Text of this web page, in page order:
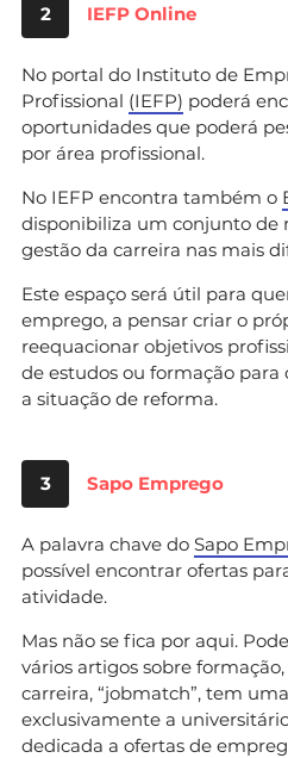
2 IEFP Online
No portal do Instituto de
Profissional (IEFP) poderá
oportunidades que poderá
por área profissional.
No IEFP encontra também o
disponibiliza um conjunto de
gestão da carreira nas mais
Este espaço será útil para
emprego, a pensar criar o
reequacionar objetivos
de estudos ou formação para
a situação de reforma.
3 Sapo Emprego
A palavra chave do Sapo
possível encontrar ofertas
atividade.
Mas não se fica por aqui.
vários artigos sobre
carreira, “jobmatch”, tem
exclusivamente a
dedicada a ofertas de